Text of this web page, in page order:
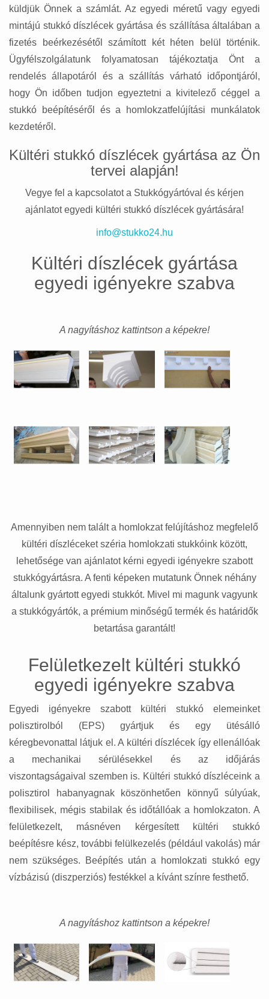
küldjük Önnek a számlát. Az egyedi méretű vagy egyedi
mintájú stukkó díszlécek gyártása és szállítása általában a
fizetés beérkezésétől számított két héten belül történik.
Ügyfélszolgálatunk folyamatosan tájékoztatja Önt a
rendelés állapotáról és a szállítás várható időpontjáról,
hogy Ön időben tudjon egyeztetni a kivitelező céggel a
stukkó beépítéséről és a homlokzatfelújítási munkálatok
kezdetéről.
Kültéri stukkó díszlécek gyártása az Ön
tervei alapján!
Vegye fel a kapcsolatot a Stukkógyártóval és kérjen
ajánlatot egyedi kültéri stukkó díszlécek gyártására!
info@stukko24.hu
Kültéri díszlécek gyártása
egyedi igényekre szabva
A nagyításhoz kattintson a képekre!
Amennyiben nem talált a homlokzat felújításhoz megfelelő
kültéri díszléceket széria homlokzati stukkóink között,
lehetősége van ajánlatot kérni egyedi igényekre szabott
stukkógyártásra. A fenti képeken mutatunk Önnek néhány
általunk gyártott egyedi stukkót. Mivel mi magunk vagyunk
a stukkógyártók, a prémium minőségű termék és határidők
betartása garantált!
Felületkezelt kültéri stukkó
egyedi igényekre szabva
Egyedi igényekre szabott kültéri stukkó elemeinket
polisztirolból (EPS) gyártjuk és egy ütésálló
kéregbevonattal látjuk el. A kültéri díszlécek így ellenállóak
a mechanikai sérülésekkel és az időjárás
viszontagságaival szemben is. Kültéri stukkó díszléceink a
polisztirol habanyagnak köszönhetően könnyű súlyúak,
flexibilisek, mégis stabilak és időtállóak a homlokzaton. A
felületkezelt, másnéven kérgesített kültéri stukkó
beépítésre kész, további felülkezelés (például vakolás) már
nem szükséges. Beépítés után a homlokzati stukkó egy
vízbázisú (diszperziós) festékkel a kívánt színre festhető.
A nagyításhoz kattintson a képekre!